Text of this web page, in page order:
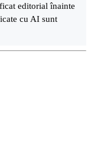
editorial înainte
cu AI sunt